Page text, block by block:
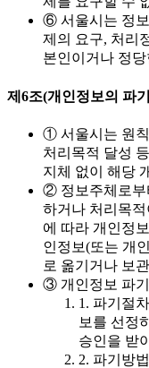
⑥ 서울시는 정보
제의 요구, 처리
본인이거나 정
제6조(개인정보의 파
① 서울시는 원
처리목적 달성
지체 없이 해당
② 정보주체로부
하거나 처리목
에 따라 개인정
인정보(또는 개
로 옮기거나 보
③ 개인정보 파
1. 파기절
보를 선정
승인을 받
2. 파기방